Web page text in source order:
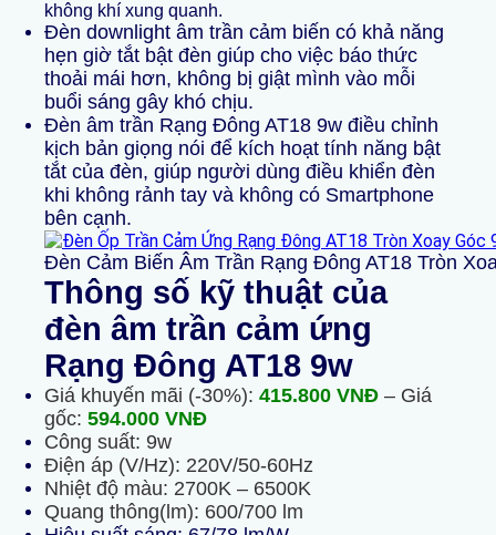
không khí xung quanh.
Đèn downlight âm trần cảm biến có khả năng
hẹn giờ tắt bật đèn giúp cho việc báo thức
thoải mái hơn, không bị giật mình vào mỗi
buổi sáng gây khó chịu.
Đèn âm trần Rạng Đông AT18 9w điều chỉnh
kịch bản giọng nói để kích hoạt tính năng bật
tắt của đèn, giúp người dùng điều khiển đèn
khi không rảnh tay và không có Smartphone
bên cạnh.
Đèn Cảm Biến Âm Trần Rạng Đông AT18 Tròn
Thông số kỹ thuật của
đèn âm trần cảm ứng
Rạng Đông AT18 9w
Giá khuyến mãi (-30%): 415.800 VNĐ – Giá
gốc: 594.000 VNĐ
Công suất: 9w
Điện áp (V/Hz): 220V/50-60Hz
Nhiệt độ màu: 2700K – 6500K
Quang thông(lm): 600/700 lm